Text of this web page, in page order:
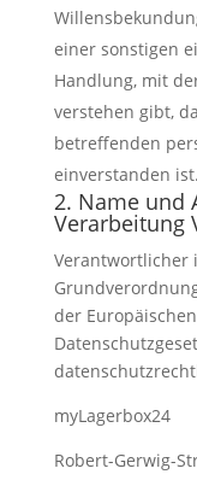
einer sonstigen
Handlung, mit
verstehen gibt,
betreffenden
einverstanden ist.
2. Name und
Verarbeitung
Verantwortlicher
der
myLagerbox24
Robert-Gerwig-